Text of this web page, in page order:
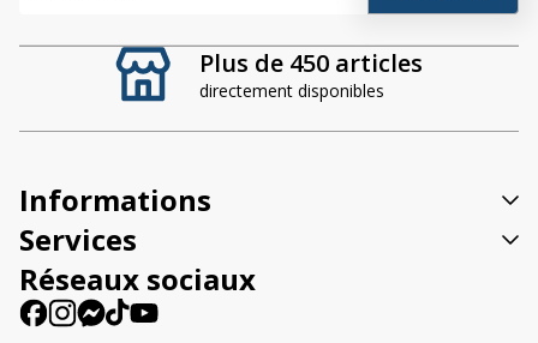
Plus de 450 articles
directement disponibles
t
i
v
e
:
Informations
Services
Réseaux sociaux